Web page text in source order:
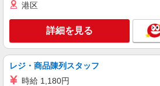
正社員
株式会社HITOWA フードサービスカンパ
福祉施設での調理師
月給22万円〜25万円 ※給与は経験や前職給
に応じて決定します。
シニアフォレスト
港区
詳細を見る
レジ・商品陳列スタッフ
時給 1,180円